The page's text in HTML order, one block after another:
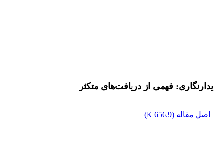
فهمی از دریافت‌های متکثر
اصل مقاله (656.9 K
)